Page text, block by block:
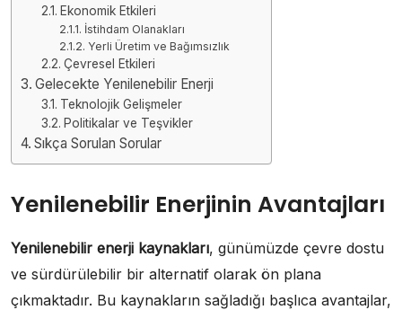
Ekonomik Etkileri
İstihdam Olanakları
Yerli Üretim ve Bağımsızlık
Çevresel Etkileri
Gelecekte Yenilenebilir Enerji
Teknolojik Gelişmeler
Politikalar ve Teşvikler
Sıkça Sorulan Sorular
Yenilenebilir Enerjinin Avantajları
Yenilenebilir enerji kaynakları, günümüzde çevre dostu
ve sürdürülebilir bir alternatif olarak ön plana
çıkmaktadır. Bu kaynakların sağladığı başlıca avantajlar,